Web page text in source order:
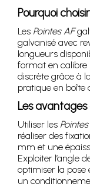
Pourquoi
Les Pointes AF
galvanisé avec
longueurs
format en calibre
discrète grâce à
pratique en boîte
Les avantages
Utiliser les
réaliser des
mm et une
Exploiter l’angle
optimiser la pose
un